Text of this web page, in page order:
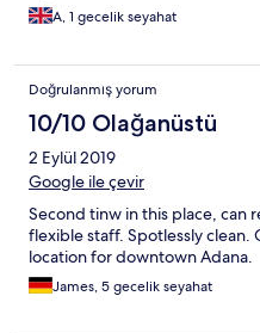
A, 1 gecelik seyahat
Doğrulanmış yorum
10/10 Olağanüstü
2 Eylül 2019
Google ile çevir
Second tinw in this place, can
flexible staff. Spotlessly clean.
location for downtown Adana.
James, 5 gecelik seyahat